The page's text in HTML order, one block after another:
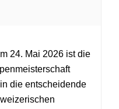
24. Mai 2026 ist die
die entscheidende